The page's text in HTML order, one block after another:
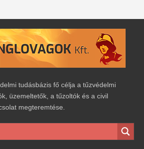
tudásbázis fő célja a tűzvédelmi
üzemeltetők, a tűzoltók és a civil
megteremtése.